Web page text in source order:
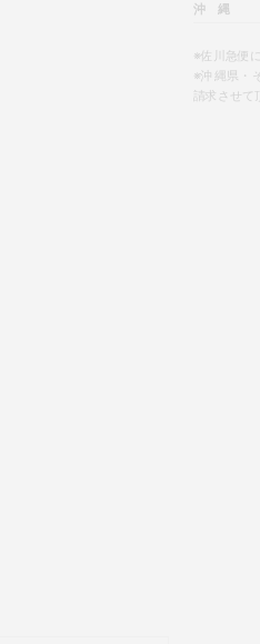
沖 縄
※佐川急便
※沖縄県・
請求させて